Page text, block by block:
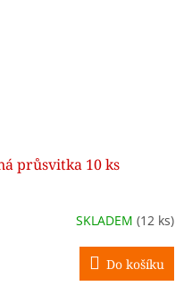
průsvitka 10 ks
SKLADEM (12 ks)
Do košíku